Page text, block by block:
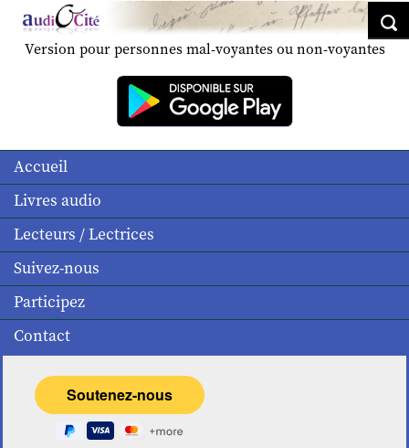
Version pour personnes mal-voyantes ou non-voyantes
Accueil
Livres audio
Lecteurs / Lectrices
Suivez-nous
Participez
Contact